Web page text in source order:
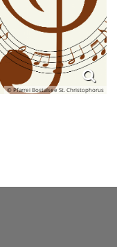
© Pfarrei Bostalsee St. Christophorus